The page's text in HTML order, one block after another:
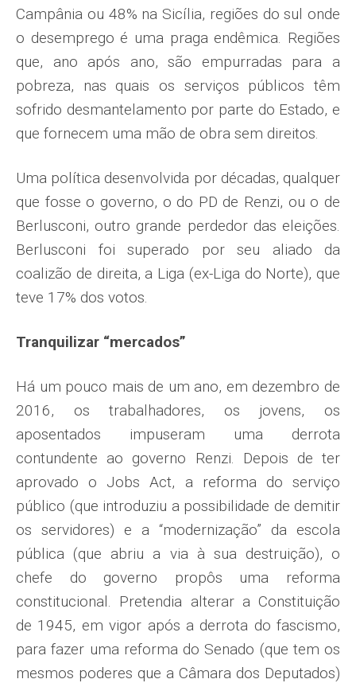
Campânia ou 48% na Si­cília, regiões do sul onde
o desemprego é uma praga endêmica. Regiões
que, ano após ano, são empurradas para a
pobreza, nas quais os serviços públicos têm
sofrido desmantelamento por parte do Estado, e
que fornecem uma mão de obra sem direitos.
Uma política desenvolvida por dé­cadas, qualquer
que fosse o governo, o do PD de Renzi, ou o de
Berlusconi, outro grande perdedor das eleições.
Berlusconi foi superado por seu aliado da
coalizão de direita, a Liga (ex-Liga do Norte), que
teve 17% dos votos.
Tranquilizar “mercados”
Há um pouco mais de um ano, em dezembro de
2016, os trabalhadores, os jovens, os
aposentados impuse­ram uma derrota
contundente ao governo Renzi. Depois de ter
aprova­do o Jobs Act, a reforma do serviço
público (que introduziu a possibi­lidade de demitir
os servidores) e a “modernização” da escola
pública (que abriu a via à sua destruição), o
chefe do governo propôs uma refor­ma
constitucional. Pretendia alterar a Constituição
de 1945, em vigor após a derrota do fascismo,
para fazer uma reforma do Senado (que tem os
mesmos poderes que a Câmara dos Deputados)